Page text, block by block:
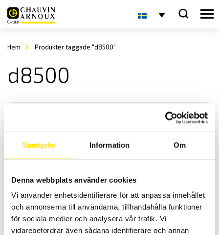
Samtycke Information Om
Denna webbplats använder cookies
Vi använder enhetsidentifierare för att anpassa innehållet
och annonserna till användarna, tillhandahålla funktioner
för sociala medier och analysera vår trafik. Vi
vidarebefordrar även sådana identifierare och annan
Hem Produkter taggade "d8500"
d8500
CA8511 Digital omsättningsmeter
Digital portabel omsättningsmätare för mätning av omsättningen
på alla effekt, spännings och strömtransformatorer.
49,750.00 kr LÄS MER